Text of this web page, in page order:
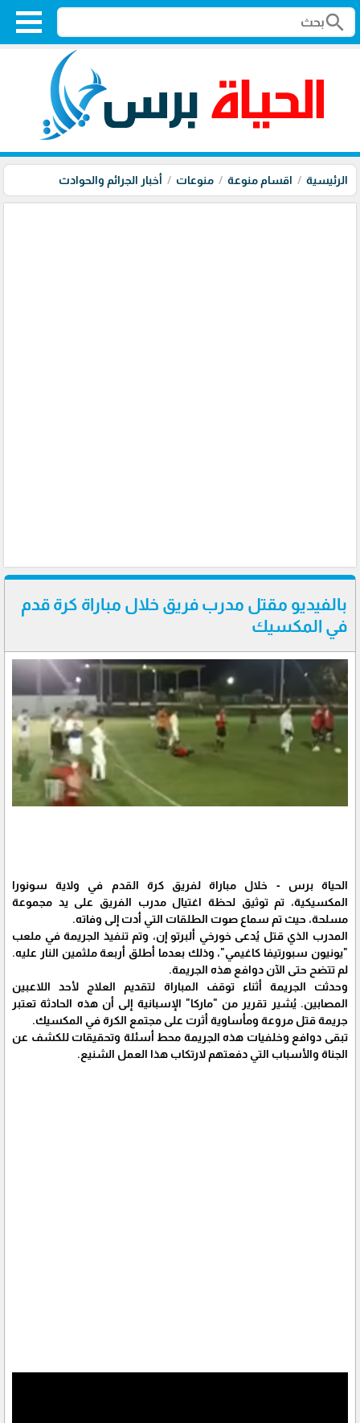
search
الرئيسية اقسام منوعة منوعات أخبار الجرائم والحوادث
بالفيديو مقتل مدرب فريق خلال مباراة كرة قدم
في المكسيك
الحياة برس - خلال مباراة لفريق كرة القدم في ولاية سونورا
المكسيكية، تم توثيق لحظة اغتيال مدرب الفريق على يد مجموعة
مسلحة، حيث تم سماع صوت الطلقات التي أدت إلى وفاته.
المدرب الذي قتل يُدعى خورخي ألبرتو إن، وتم تنفيذ الجريمة في ملعب
"يونيون سبورتيفا كاغيمي"، وذلك بعدما أطلق أربعة ملثمين النار عليه.
لم تتضح حتى الآن دوافع هذه الجريمة.
وحدثت الجريمة أثناء توقف المباراة لتقديم العلاج لأحد اللاعبين
المصابين. يُشير تقرير من "ماركا" الإسبانية إلى أن هذه الحادثة تعتبر
جريمة قتل مروعة ومأساوية أثرت على مجتمع الكرة في المكسيك.
تبقى دوافع وخلفيات هذه الجريمة محط أسئلة وتحقيقات للكشف عن
الجناة والأسباب التي دفعتهم لارتكاب هذا العمل الشنيع.